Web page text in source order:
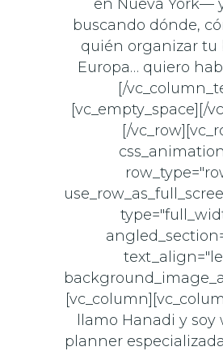
en Nueva York—
buscando dónde,
quién organizar tu
Europa… quiero
[/
[vc_empty_space][/
[/
llamo Hanadi y
planner